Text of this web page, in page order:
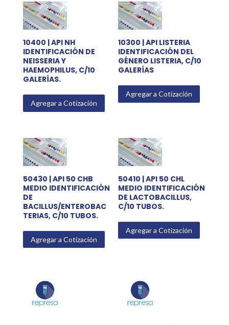
10400 | API NH
IDENTIFICACIÓN DE
NEISSERIA Y
HAEMOPHILUS, C/10
GALERÍAS.
Agregar a Cotización
10300 | API LISTERIA
IDENTIFICACIÓN DEL
GÉNERO LISTERIA, C/10
GALERÍAS
Agregar a Cotización
50430 | API 50 CHB
MEDIO IDENTIFICACIÓN
DE
BACILLUS/ENTEROBAC
TERIAS, C/10 TUBOS.
Agregar a Cotización
50410 | API 50 CHL
MEDIO IDENTIFICACIÓN
DE LACTOBACILLUS,
C/10 TUBOS.
Agregar a Cotización